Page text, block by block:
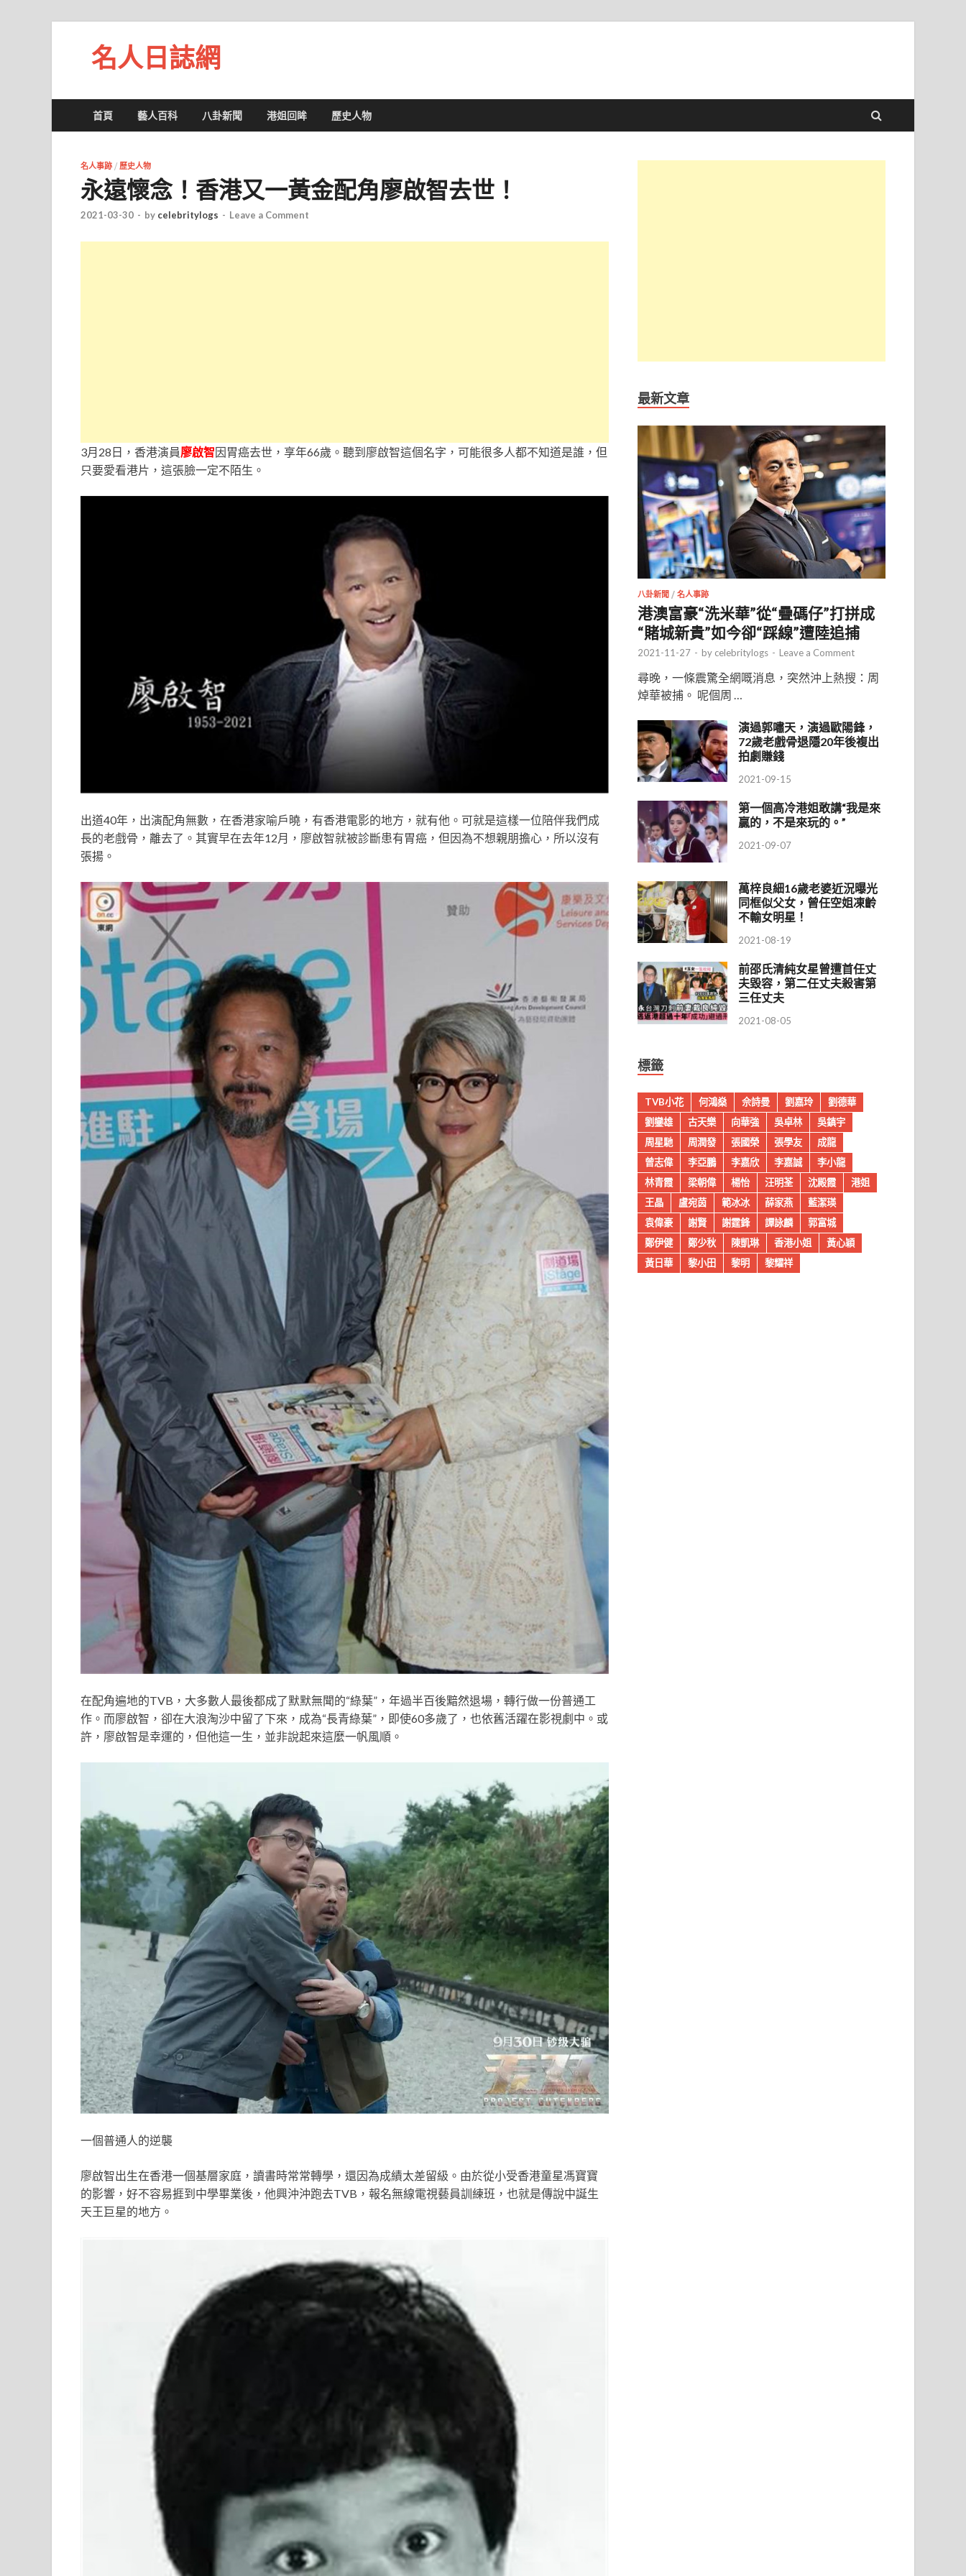
名人日誌網
首頁 藝人百科 八卦新聞 港姐回眸 歷史人物
名人事跡 / 歷史人物
永遠懷念！香港又一黃金配角廖啟智去世！
2021-03-30 - by celebritylogs - Leave a Comment
3月28日，香港演員廖啟智因胃癌去世，享年66歲。聽到廖啟智這個名字，可能很多人都不知道是誰，但
只要愛看港片，這張臉一定不陌生。
出道40年，出演配角無數，在香港家喻戶曉，有香港電影的地方，就有他。可就是這樣一位陪伴我們成
長的老戲骨，離去了。其實早在去年12月，廖啟智就被診斷患有胃癌，但因為不想親朋擔心，所以沒有
張揚。
在配角遍地的TVB，大多數人最後都成了默默無聞的“綠葉”，年過半百後黯然退場，轉行做一份普通工
作。而廖啟智，卻在大浪淘沙中留了下來，成為“長青綠葉”，即使60多歲了，也依舊活躍在影視劇中。或
許，廖啟智是幸運的，但他這一生，並非說起來這麼一帆風順。
一個普通人的逆襲
廖啟智出生在香港一個基層家庭，讀書時常常轉學，還因為成績太差留級。由於從小受香港童星馮寶寶
的影響，好不容易捱到中學畢業後，他興沖沖跑去TVB，報名無線電視藝員訓練班，也就是傳說中誕生
天王巨星的地方。
最新文章
八卦新聞 /名人事跡
港澳富豪“洗米華”從“疊碼仔”打拼成
“賭城新貴”如今卻“踩線”遭陸追捕
2021-11-27 - by celebritylogs - Leave a Comment
尋晚，一條震驚全網嘅消息，突然沖上熱搜：周
焯華被捕。 呢個周 …
演過郭嘯天，演過歐陽鋒，
72歲老戲骨退隱20年後複出
拍劇賺錢
2021-09-15
第一個高冷港姐敢講“我是來
贏的，不是來玩的。”
2021-09-07
萬梓良細16歲老婆近況曝光
同框似父女，曾任空姐凍齡
不輸女明星！
2021-08-19
前邵氏清純女星曾遭首任丈
夫毀容，第二任丈夫殺害第
三任丈夫
2021-08-05
標籤
TVB小花 何鴻燊 佘詩曼 劉嘉玲
劉德華
劉鑾雄
古天樂 向華強 吳卓林
吳鎮宇
周星馳
周潤發 張國榮 張學友
成龍
曾志偉
李亞鵬 李嘉欣 李嘉誠
李小龍
林青霞
梁朝偉 楊怡 汪明荃 沈殿霞
港姐
王晶
盧宛茵 範冰冰 薛家燕
藍潔瑛
袁偉豪
謝賢 謝霆鋒 譚詠麟
郭富城
鄭伊健
鄭少秋 陳凱琳 香港小姐
黃心穎
黃日華
黎小田 黎明 黎耀祥